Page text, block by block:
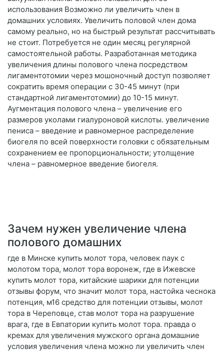
использования Возможно ли увеличить член в
домашних условиях. Увеличить половой член дома
самому реально, но на быстрый результат рассчитывать
не стоит. Потребуется не один месяц регулярной
самостоятельной работы. Разработанная методика
увеличения длины полового члена посредством
лигаментотомии через мошоночный доступ позволяет
сократить время операции с 30-45 минут (при
стандартной лигаментотомии) до 10-15 минут.
Аугментация полового члена – увеличение его
размеров уколами гиалуроновой кислоты. увеличение
пениса – введение и равномерное распределение
биогеля по всей поверхности головки с обязательным
сохранением ее пропорциональности; утолщение
члена – равномерное введение биогеля.
Зачем нужен увеличение члена
полового домашних
где в Минске купить молот тора, человек паук с
молотом тора, молот тора воронеж, где в Ижевске
купить молот тора, китайские шарики для потенции
отзывы форум, что значит молот тора, настойка чеснока
потенция, м16 средство для потенции отзывы, молот
тора в Череповце, став молот тора на разрушение
врага, где в Евпатории купить молот тора. правда о
кремах для увеличения мужского органа домашние
условия увеличения члена можно ли увеличить член